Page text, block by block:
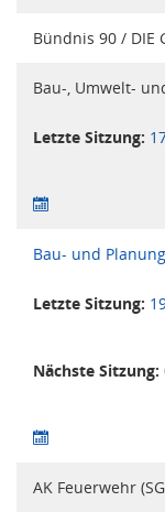
Bündnis 90 / DIE
Bau-, Umwelt-
Letzte Sitzung:
Bau- und
Letzte Sitzung:
Nächste Sitzung:
AK Feuerwehr